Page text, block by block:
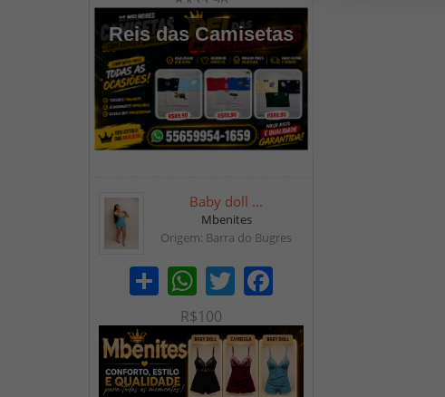
Reis das Camisetas
Baby doll ...
Mbenites
Origem: Barra do Bugres
Share WhatsAppTwitter Facebook
R$100